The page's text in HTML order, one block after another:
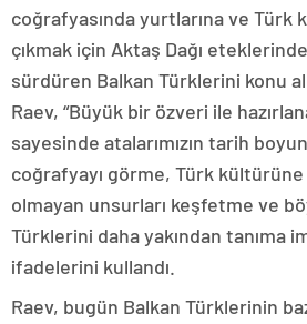
coğrafyasında yurtlarına ve Türk
çıkmak için Aktaş Dağı
sürdüren Balkan Türklerini konu
Raev, “Büyük bir özveri ile
sayesinde atalarımızın tarih
coğrafyayı görme, Türk
olmayan unsurları keşfetme ve
Türklerini daha yakından tanıma
ifadelerini kullandı.
Raev, bugün Balkan Türklerinin